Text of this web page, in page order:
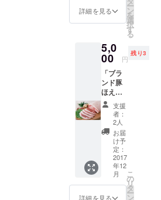
ら包丁
す。 ※
日程は
談、炒
飯を作
りに行
くのは
2018年
からと
なりま
す。ご
了承く
ださ
い。 ※
限定5名
様
自分の
名前書
んな事
な
い！！
！ すご
い事で
す！！
！ 是非
とも衣
装に名
前を刻
んで生
徒達の
劇を
もっと
もっと
盛り上
げま
詳細を見る ー
ン
を
選
択
す
る
5,0
00 円
残り3
「ブラ
ンド豚
ほえい
とんを
ご用意
致しま
し
た！」
浜中町
は道内
でも有
数の酪
農、漁
業が盛
支援
者：
2人
お届
け予
定：
2017
年12
月
詳細を見る
こ
の
リ
タ
ー
ン